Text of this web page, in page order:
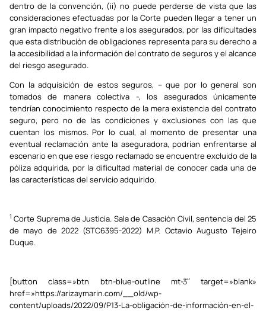
dentro de la convención, (ii) no puede perderse de vista que las
consideraciones efectuadas por la Corte pueden llegar a tener un
gran impacto negativo frente a los asegurados, por las dificultades
que esta distribución de obligaciones representa para su derecho a
la accesibilidad a la información del contrato de seguros y el alcance
del riesgo asegurado.
Con la adquisición de estos seguros, – que por lo general son
tomados de manera colectiva -, los asegurados únicamente
tendrían conocimiento respecto de la mera existencia del contrato
seguro, pero no de las condiciones y exclusiones con las que
cuentan los mismos. Por lo cual, al momento de presentar una
eventual reclamación ante la aseguradora, podrían enfrentarse al
escenario en que ese riesgo reclamado se encuentre excluido de la
póliza adquirida, por la dificultad material de conocer cada una de
las características del servicio adquirido.
1 Corte Suprema de Justicia. Sala de Casación Civil, sentencia del 25
de mayo de 2022 (STC6395-2022) M.P. Octavio Augusto Tejeiro
Duque.
[button class=»btn btn-blue-outline mt-3″ target=»blank»
href=»https://arizaymarin.com/__old/wp-
content/uploads/2022/09/P13-La-obligación-de-información-en-el-